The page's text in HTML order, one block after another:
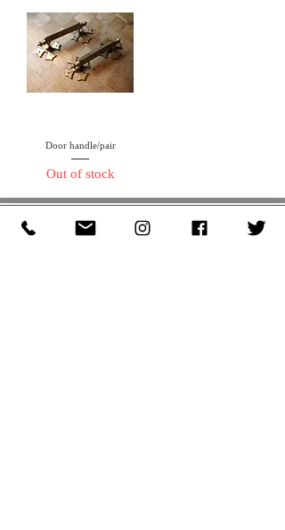
Door handle/pair
Out of stock